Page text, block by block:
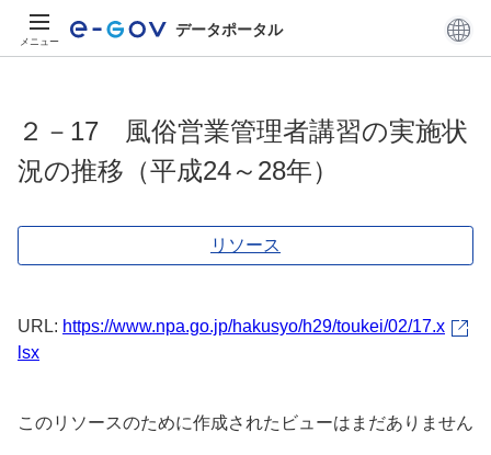
メニュー
データポータル
２－17 風俗営業管理者講習の実施状
況の推移（平成24～28年）
リソース
URL: https://www.npa.go.jp/hakusyo/h29/toukei/02/17.x
lsx
このリソースのために作成されたビューはまだありません